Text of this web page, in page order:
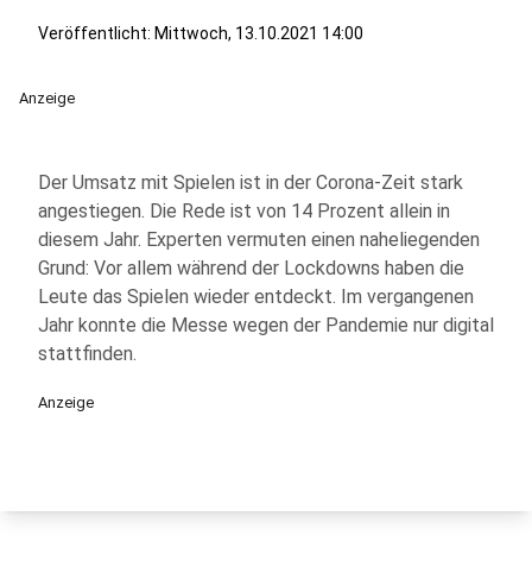
Veröffentlicht: Mittwoch, 13.10.2021 14:00
Anzeige
Der Umsatz mit Spielen ist in der Corona-Zeit stark
angestiegen. Die Rede ist von 14 Prozent allein in
diesem Jahr. Experten vermuten einen naheliegenden
Grund: Vor allem während der Lockdowns haben die
Leute das Spielen wieder entdeckt. Im vergangenen
Jahr konnte die Messe wegen der Pandemie nur digital
stattfinden.
Anzeige